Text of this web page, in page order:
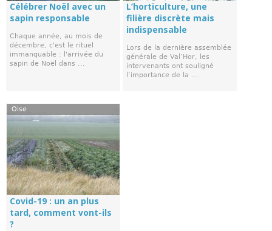
Célébrer Noël avec un
sapin responsable
Chaque année, au mois de
décembre, c'est le rituel
immanquable : l'arrivée du
sapin de Noël dans ...
L’horticulture, une
filière discrète mais
indispensable
Lors de la dernière assemblée
générale de Val’Hor, les
intervenants ont souligné
l’importance de la ...
Oise
Covid-19 : un an plus
tard, comment vont-ils
?